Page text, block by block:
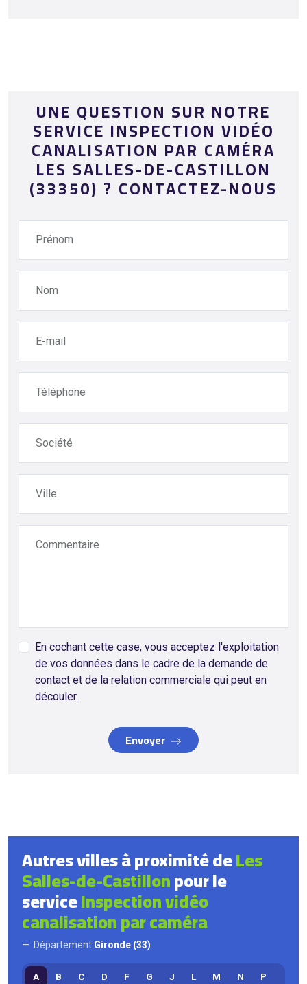
UNE QUESTION SUR NOTRE
SERVICE INSPECTION VIDÉO
CANALISATION PAR CAMÉRA
LES SALLES-DE-CASTILLON
(33350) ? CONTACTEZ-NOUS
Prénom
Nom
E-mail
Téléphone
Société
Ville
Commentaire
En cochant cette case, vous acceptez l'exploitation
de vos données dans le cadre de la demande de
contact et de la relation commerciale qui peut en
découler.
Envoyer
Autres villes à proximité deLes
Salles-de-Castillonpour le
serviceInspection vidéo
canalisation par caméra
Département Gironde (33)
A B C D F G J L M N
P